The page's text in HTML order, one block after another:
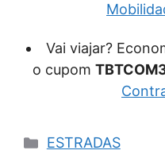
Vai viajar?
o cupom
Categorias
ESTRADAS